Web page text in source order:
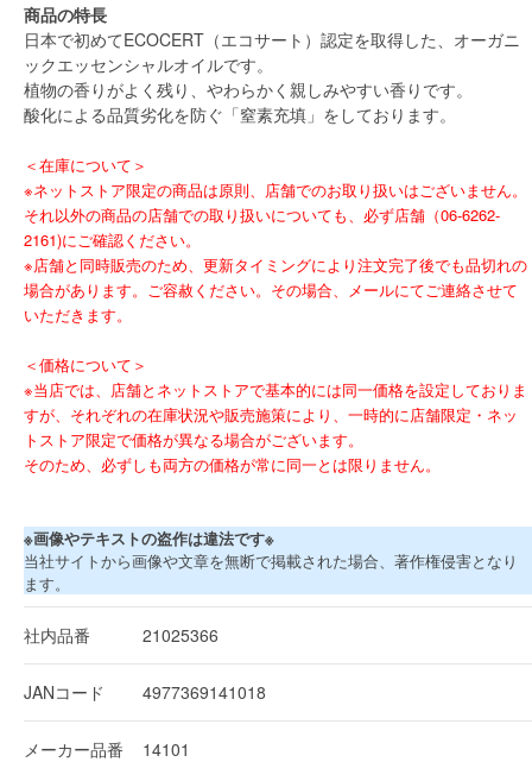
商品の特長
日本で初めてECOCERT（エコサート）認定を取得した、オーガニ
ックエッセンシャルオイルです。
植物の香りがよく残り、やわらかく親しみやすい香りです。
酸化による品質劣化を防ぐ「窒素充填」をしております。
＜在庫について＞
※ネットストア限定の商品は原則、店舗でのお取り扱いはございません。
それ以外の商品の店舗での取り扱いについても、必ず店舗（06-6262-
2161)にご確認ください。
※店舗と同時販売のため、更新タイミングにより注文完了後でも品切れの
場合があります。ご容赦ください。その場合、メールにてご連絡させて
いただきます。
＜価格について＞
※当店では、店舗とネットストアで基本的には同一価格を設定しておりま
すが、それぞれの在庫状況や販売施策により、一時的に店舗限定・ネッ
トストア限定で価格が異なる場合がございます。
そのため、必ずしも両方の価格が常に同一とは限りません。
※画像やテキストの盗作は違法です※
当社サイトから画像や文章を無断で掲載された場合、著作権侵害となり
ます。
社内品番 21025366
JANコード 4977369141018
メーカー品番 14101